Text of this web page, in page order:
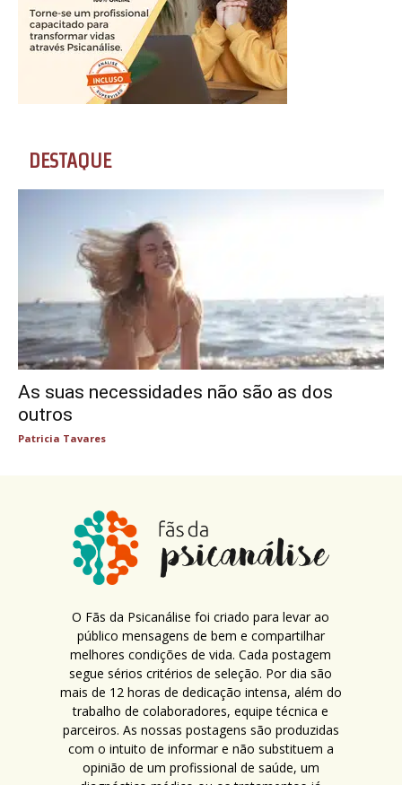
DESTAQUE
As suas necessidades não são as dos
outros
Patricia Tavares
O Fãs da Psicanálise foi criado para levar ao
público mensagens de bem e compartilhar
melhores condições de vida. Cada postagem
segue sérios critérios de seleção. Por dia são
mais de 12 horas de dedicação intensa, além do
trabalho de colaboradores, equipe técnica e
parceiros. As nossas postagens são produzidas
com o intuito de informar e não substituem a
opinião de um profissional de saúde, um